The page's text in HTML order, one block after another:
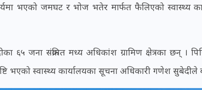
भएको जमघट र भोज भतेर मार्फत फैलिएको स्वास्थ्य
६५ जना संक्रमित मध्य अधिकांश ग्रामिण क्षेत्रका छन् ।
भएको स्वास्थ्य कार्यालयका सूचना अधिकारी गणेश सुबेदीले